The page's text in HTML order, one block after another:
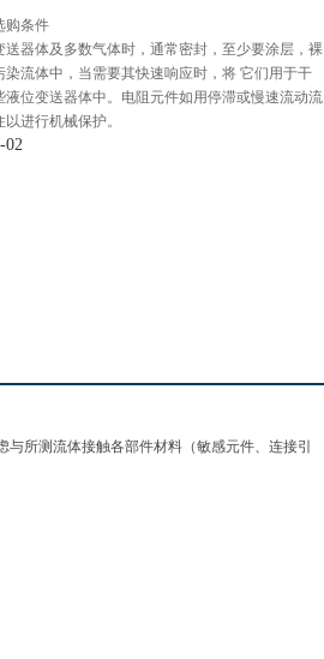
购条件
器体及多数气体时，通常密封，至少要涂层，裸
流体中，当需要其快速响应时，将 它们用于干
位变送器体中。电阻元件如用停滞或慢速流动流
进行机械保护。
02
所测流体接触各部件材料（敏感元件、连接引